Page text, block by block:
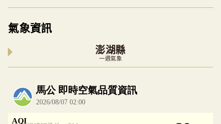
氣象資訊
澎湖縣
一週氣象
內嵌空氣品質小工具為視覺預覽，完整即時空